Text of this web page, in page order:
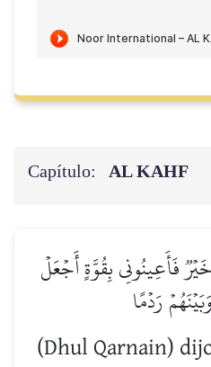
Capítulo: AL KAHF
فَأَعِينُونِي بِقُوَّةٍ أَجۡعَلۡ
رَدۡمًا
(Dhul Qarnain)